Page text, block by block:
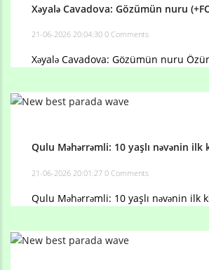
Xəyalə Cavadova: Gözümün nuru
21-06-2026 20:04:30 0 Comments
Xəyalə Cavadova: Gözümün nuru
Qulu Məhərrəmli: 10 yaşlı nəvənin ilk
21-06-2026 20:01:27 0 Comments
Qulu Məhərrəmli: 10 yaşlı nəvənin ilk